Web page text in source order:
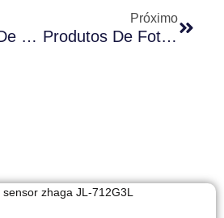
Controlador De Fotocélula De Substituição JL-208/Produtos De Fotocélula/LONG-JOIN®/ANSI C136.10
Próximo
Produtos De Fotocélulas Aplicados Na Área De Iluminação Pública Inteligente / Fabricante De Fotocélulas LONG-JOIN®